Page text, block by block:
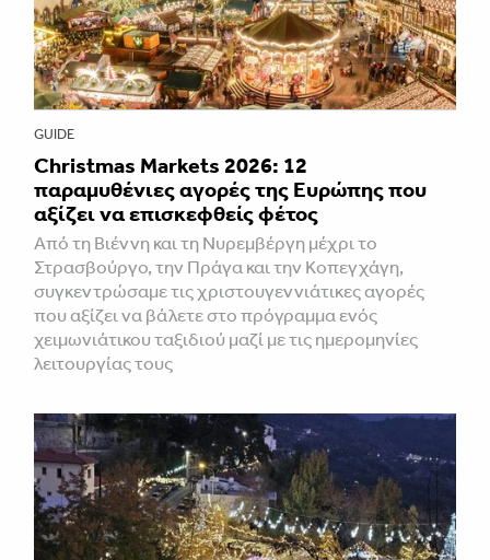
GUIDE
Christmas Markets 2026: 12
παραμυθένιες αγορές της Ευρώπης που
αξίζει να επισκεφθείς φέτος
Από τη Βιέννη και τη Νυρεμβέργη μέχρι το
Στρασβούργο, την Πράγα και την Κοπεγχάγη,
συγκεντρώσαμε τις χριστουγεννιάτικες αγορές
που αξίζει να βάλετε στο πρόγραμμα ενός
χειμωνιάτικου ταξιδιού μαζί με τις ημερομηνίες
λειτουργίας τους